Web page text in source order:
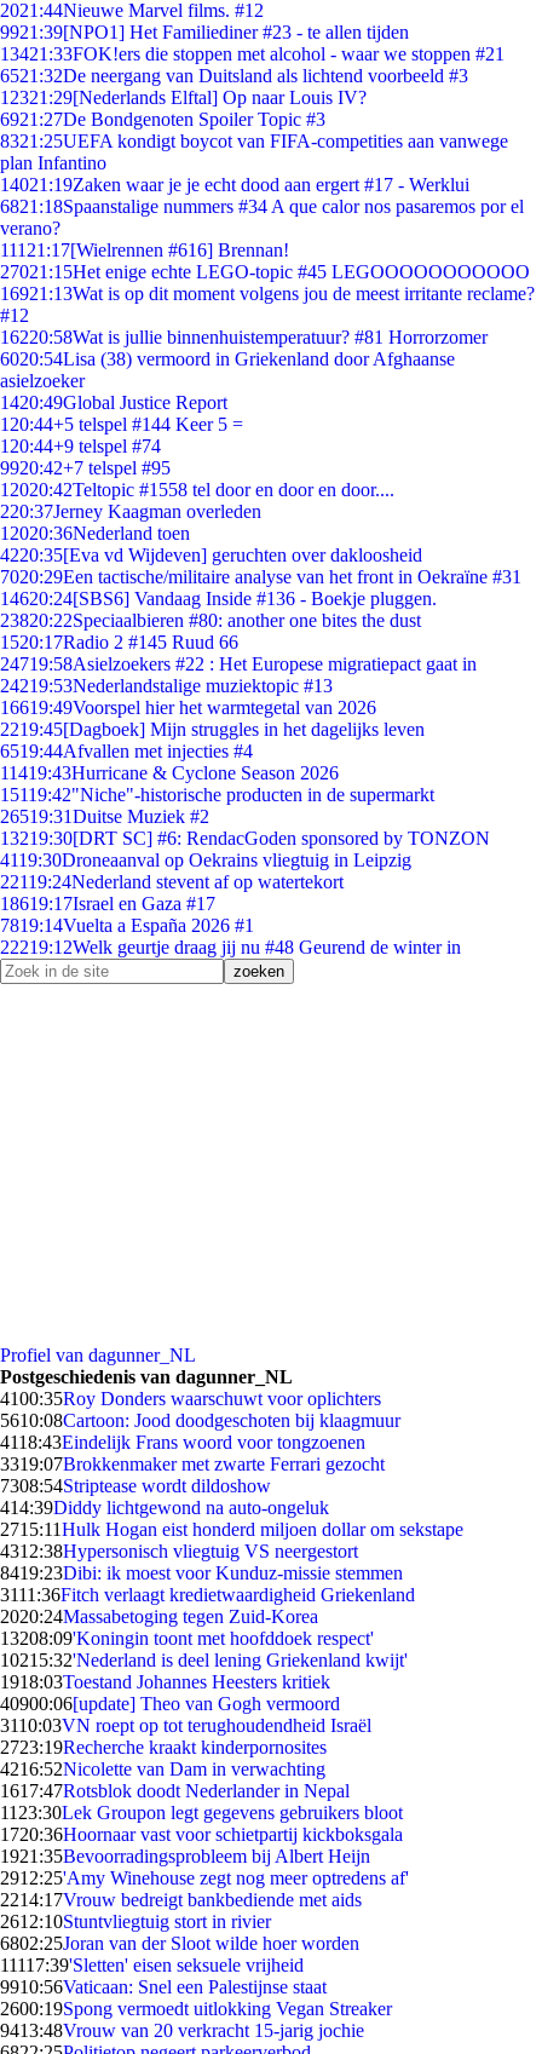
2021:44Nieuwe Marvel films. #12
9921:39[NPO1] Het Familiediner #23 - te allen tijden
13421:33FOK!ers die stoppen met alcohol - waar we stoppen #21
6521:32De neergang van Duitsland als lichtend voorbeeld #3
12321:29[Nederlands Elftal] Op naar Louis IV?
6921:27De Bondgenoten Spoiler Topic #3
8321:25UEFA kondigt boycot van FIFA-competities aan vanwege
plan Infantino
14021:19Zaken waar je je echt dood aan ergert #17 - Werklui
6821:18Spaanstalige nummers #34 A que calor nos pasaremos por el
verano?
111 21:17[Wielrennen #616] Brennan!
27021:15Het enige echte LEGO-topic #45 LEGOOOOOOOOOOO
16921:13Wat is op dit moment volgens jou de meest irritante reclame?
#12
16220:58Wat is jullie binnenhuistemperatuur? #81 Horrorzomer
6020:54Lisa (38) vermoord in Griekenland door Afghaanse
asielzoeker
1420:49Global Justice Report
1 20:44+5 telspel #144 Keer 5 =
1 20:44+9 telspel #74
9920:42+7 telspel #95
12020:42Teltopic #1558 tel door en door en door....
220:37Jerney Kaagman overleden
12020:36Nederland toen
4220:35[Eva vd Wijdeven] geruchten over dakloosheid
7020:29Een tactische/militaire analyse van het front in Oekraïne #31
14620:24[SBS6] Vandaag Inside #136 - Boekje pluggen.
23820:22Speciaalbieren #80: another one bites the dust
1520:17Radio 2 #145 Ruud 66
24719:58Asielzoekers #22 : Het Europese migratiepact gaat in
24219:53Nederlandstalige muziektopic #13
16619:49Voorspel hier het warmtegetal van 2026
2219:45[Dagboek] Mijn struggles in het dagelijks leven
6519:44Afvallen met injecties #4
11419:43Hurricane & Cyclone Season 2026
15119:42"Niche"-historische producten in de supermarkt
26519:31Duitse Muziek #2
13219:30[DRT SC] #6: RendacGoden sponsored by TONZON
4119:30Droneaanval op Oekrains vliegtuig in Leipzig
22119:24Nederland stevent af op watertekort
18619:17Israel en Gaza #17
7819:14Vuelta a España 2026 #1
22219:12Welk geurtje draag jij nu #48 Geurend de winter in
Profiel van dagunner_NL
Postgeschiedenis van dagunner_NL
4100:35Roy Donders waarschuwt voor oplichters
5610:08Cartoon: Jood doodgeschoten bij klaagmuur
4118:43Eindelijk Frans woord voor tongzoenen
3319:07Brokkenmaker met zwarte Ferrari gezocht
7308:54Striptease wordt dildoshow
414:39Diddy lichtgewond na auto-ongeluk
2715:11Hulk Hogan eist honderd miljoen dollar om sekstape
4312:38Hypersonisch vliegtuig VS neergestort
8419:23Dibi: ik moest voor Kunduz-missie stemmen
3111:36Fitch verlaagt kredietwaardigheid Griekenland
2020:24Massabetoging tegen Zuid-Korea
13208:09'Koningin toont met hoofddoek respect'
10215:32'Nederland is deel lening Griekenland kwijt'
1918:03Toestand Johannes Heesters kritiek
40900:06[update] Theo van Gogh vermoord
3110:03VN roept op tot terughoudendheid Israël
2723:19Recherche kraakt kinderpornosites
4216:52Nicolette van Dam in verwachting
1617:47Rotsblok doodt Nederlander in Nepal
11 23:30Lek Groupon legt gegevens gebruikers bloot
1720:36Hoornaar vast voor schietpartij kickboksgala
1921:35Bevoorradingsprobleem bij Albert Heijn
2912:25'Amy Winehouse zegt nog meer optredens af'
2214:17Vrouw bedreigt bankbediende met aids
2612:10Stuntvliegtuig stort in rivier
6802:25Joran van der Sloot wilde hoer worden
11117:39'Sletten' eisen seksuele vrijheid
9910:56Vaticaan: Snel een Palestijnse staat
2600:19Spong vermoedt uitlokking Vegan Streaker
9413:48Vrouw van 20 verkracht 15-jarig jochie